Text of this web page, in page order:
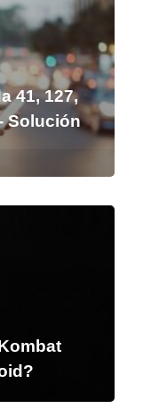
41, 127,
Solución